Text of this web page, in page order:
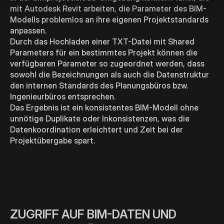
mit Autodesk Revit arbeiten, die Parameter des BIM-
Modells problemlos an ihre eigenen Projektstandards
anpassen.
Durch das Hochladen einer TXT-Datei mit Shared
Parameters für ein bestimmtes Projekt können die
verfügbaren Parameter so zugeordnet werden, dass
sowohl die Bezeichnungen als auch die Datenstruktur
den internen Standards des Planungsbüros bzw.
Ingenieurbüros entsprechen.
Das Ergebnis ist ein konsistentes BIM-Modell ohne
unnötige Duplikate oder Inkonsistenzen, was die
Datenkoordination erleichtert und Zeit bei der
Projektübergabe spart.
ZUGRIFF AUF BIM-DATEN UND